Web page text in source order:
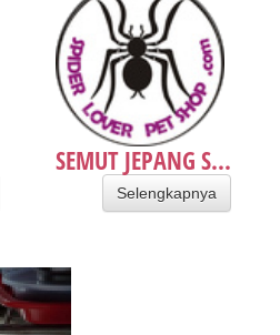
SEMUT JEPANG S...
Selengkapnya